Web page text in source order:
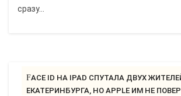
сразу...
FACE ID НА IPAD СПУТАЛА ДВУХ ЖИТЕЛЕЙ
ЕКАТЕРИНБУРГА, НО APPLE ИМ НЕ